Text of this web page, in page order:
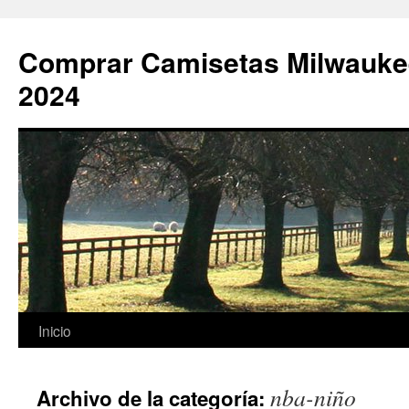
Comprar Camisetas
2024
Saltar
contenido
Inicio
Archivo de la categoría: nba-niño